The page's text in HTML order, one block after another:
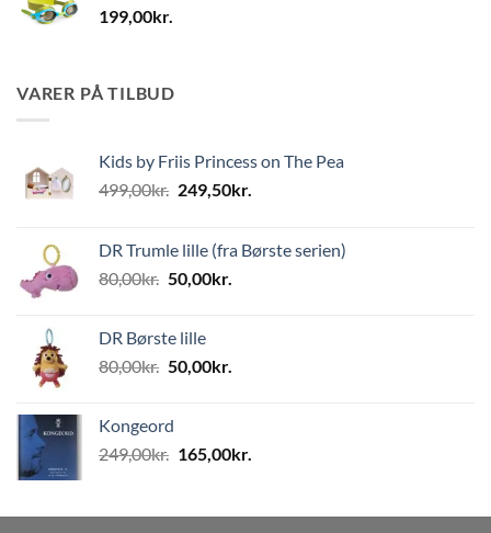
199,00kr.
VARER PÅ TILBUD
Kids by Friis Princess on The Pea
499,00kr. Den
var:
499,00kr..
249,50kr.
er:
DR Trumle lille (fra Børste serien)
80,00kr. Den
var:
80,00kr..
50,00kr.
50,00kr..
DR Børste lille
80,00kr. Den
var:
80,00kr..
50,00kr.
50,00kr..
Kongeord
249,00kr. Den
var:
165,00kr.
er: